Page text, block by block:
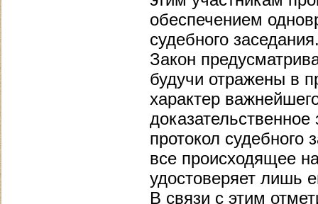
обеспечением
судебного
Закон
будучи отражены в
характер
протокол судебного
все происходящее
удостоверяет лишь
В связи с этим